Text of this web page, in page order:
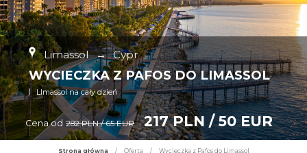
Limassol → Cypr
WYCIECZKA Z PAFOS DO LIMASSOL
LImassol na cały dzień
Cena od 282 PLN / 65 EUR 217 PLN / 50 EUR
Strona główna / Oferta / Wycieczka z Pafos do Limassol